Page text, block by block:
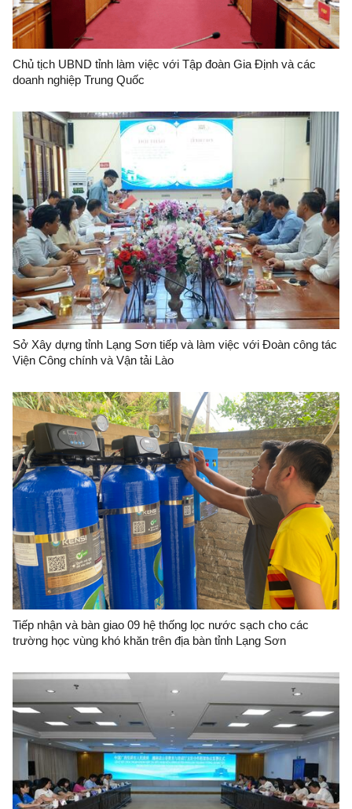
Chủ tịch UBND tỉnh làm việc với Tập đoàn Gia Định và các
doanh nghiệp Trung Quốc
Sở Xây dựng tỉnh Lạng Sơn tiếp và làm việc với Đoàn công tác
Viện Công chính và Vận tải Lào
Tiếp nhận và bàn giao 09 hệ thống lọc nước sạch cho các
trường học vùng khó khăn trên địa bàn tỉnh Lạng Sơn